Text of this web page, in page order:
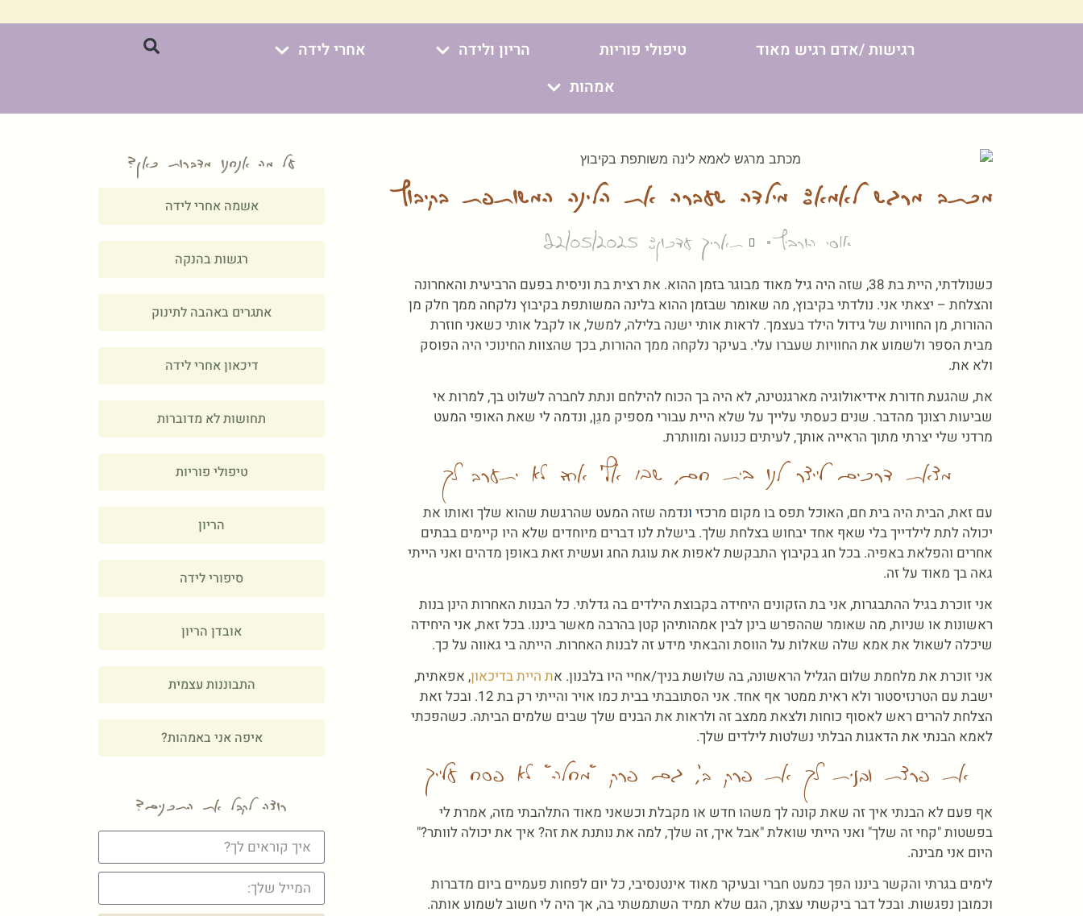
רגישות /אדם רגיש מאוד טיפולי פוריות הריון ולידה
אחרי לידה
אמהות
מכתב מרגש לאמא: מילדה שעברה את הלינה המשותפת בקיבוץ
אוסי הורביץ תאריך עדכון: 22/05/2025
כשנולדתי, היית בת 38, שזה היה גיל מאוד מבוגר בזמן ההוא. את רצית בת וניסית בפעם הרביעית והאחרונה
והצלחת – יצאתי אני. נולדתי בקיבוץ, מה שאומר שבזמן ההוא בלינה המשותפת בקיבוץ נלקחה ממך חלק מן
ההורות, מן החוויות של גידול הילד בעצמך. לראות אותי ישנה בלילה, למשל, או לקבל אותי כשאני חוזרת
מבית הספר ולשמוע את החוויות שעברו עלי. בעיקר נלקחה ממך ההורות, בכך שהצוות החינוכי היה הפוסק
ולא את.
את, שהגעת חדורת אידיאולוגיה מארגנטינה, לא היה בך הכוח להילחם ונתת לחברה לשלוט בך, למרות אי
שביעות רצונך מהדבר. שנים כעסתי עלייך על שלא היית עבורי מספיק מגֵן, ונדמה לי שאת האופי המעט
מרדני שלי יצרתי מתוך הראייה אותך, לעיתים כנועה ומוותרת.
מצאת דרכים לייצר לנו בית חם, שבו אף אחד לא יתערב לך
עם זאת, הבית היה בית חם, האוכל תפס בו מקום מרכזי ונדמה שזה המעט שהרגשת שהוא שלך ואותו את
יכולה לתת לילדייך בלי שאף אחד יבחוש בצלחת שלך. בישלת לנו דברים מיוחדים שלא היו קיימים בבתים
אחרים והפלאת באפיה. בכל חג בקיבוץ התבקשת לאפות את עוגת החג ועשית זאת באופן מדהים ואני הייתי
גאה בך מאוד על זה.
אני זוכרת בגיל ההתבגרות, אני בת הזקונים היחידה בקבוצת הילדים בה גדלתי. כל הבנות האחרות הינן בנות
ראשונות או שניות, מה שאומר שההפרש בינן לבין אמהותיהן קטן בהרבה מאשר ביננו. בכל זאת, אני היחידה
שיכלה לשאול את אמא שלה שאלות על הווסת והבאתי מידע זה לבנות האחרות. הייתה בי גאווה על כך.
אני זוכרת את מלחמת שלום הגליל הראשונה, בה שלושת בניך/אחיי היו בלבנון. את היית בדיכאון, אפאתית,
ישבת עם הטרנזיסטור ולא ראית ממטר אף אחד. אני הסתובבתי בבית כמו אויר והייתי רק בת 12. ובכל זאת
הצלחת להרים ראש לאסוף כוחות ולצאת ממצב זה ולראות את הבנים שלך שבים שלמים הביתה. כשהפכתי
לאמא הבנתי את הדאגות הבלתי נשלטות לילדים שלך.
את פרצת ובנית לך את פרק ב', גם פרק "מחלה" לא פסח עלייך
אף פעם לא הבנתי איך זה שאת קונה לך משהו חדש או מקבלת וכשאני מאוד התלהבתי מזה, אמרת לי
בפשטות "קחי זה שלך" ואני הייתי שואלת "אבל איך, זה שלך, למה את נותנת את זה? איך את יכולה לוותר?"
היום אני מבינה.
לימים בגרתי והקשר ביננו הפך כמעט חברי ובעיקר מאוד אינטנסיבי, כל יום לפחות פעמיים ביום מדברות
וכמובן נפגשות. ובכל דבר ביקשתי עצתך, הגם שלא תמיד השתמשתי בה, אך היה לי חשוב לשמוע אותה.
על מה אנחנו מדברות כאן?
אשמה אחרי לידה
רגשות בהנקה
אתגרים באהבה לתינוק
דיכאון אחרי לידה
תחושות לא מדוברות
טיפולי פוריות
הריון
סיפורי לידה
אובדן הריון
התבוננות עצמית
איפה אני באמהות?
רוצה לקבל את התכנים?